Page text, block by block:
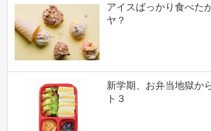
アイスばっかり食べた
ヤ？
新学期、お弁当地獄
ト３